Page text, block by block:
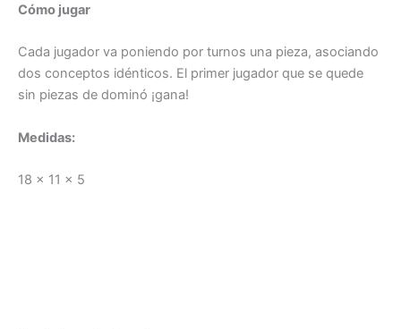
Cómo jugar
Cada jugador va poniendo por turnos una pieza, asociando
dos conceptos idénticos. El primer jugador que se quede
sin piezas de dominó ¡gana!
Medidas:
18 x 11 x 5